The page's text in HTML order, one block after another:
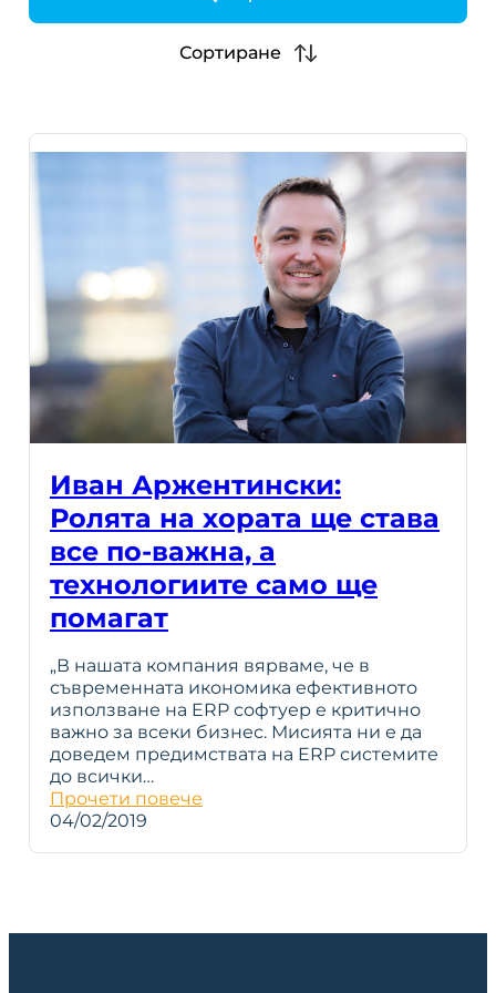
h
Сортиране
Иван Аржентински:
Ролята на хората ще става
все по-важна, а
технологиите само ще
помагат
„В нашата компания вярваме, че в
съвременната икономика ефективното
използване на ERP софтуер е критично
важно за всеки бизнес. Мисията ни е да
доведем предимствата на ERP системите
до всички…
Прочети повече
04/02/2019